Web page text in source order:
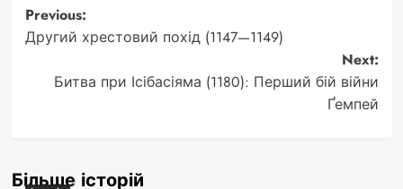
Post
navigation
Previous:
Другий хрестовий похід (1147—1149)
Next:
Битва при Ісібасіяма (1180): Перший бій війни
Ґемпей
Більше історій